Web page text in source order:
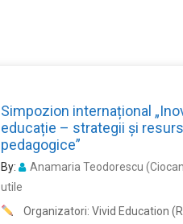
Simpozion internațional
educație – strategii și
pedagogice”
By: Anamaria Teodorescu
utile
Organizatori: Vivid Education